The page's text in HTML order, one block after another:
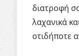
διατροφή
λαχανικά
οτιδήποτε